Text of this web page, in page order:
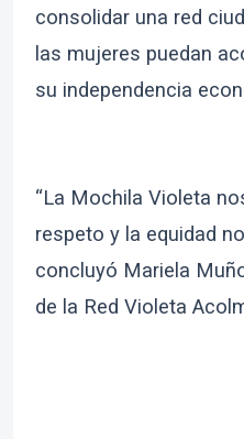
consolidar una red
las mujeres puedan
su independencia
“La Mochila Violeta
respeto y la equidad
concluyó Mariela
de la Red Violeta